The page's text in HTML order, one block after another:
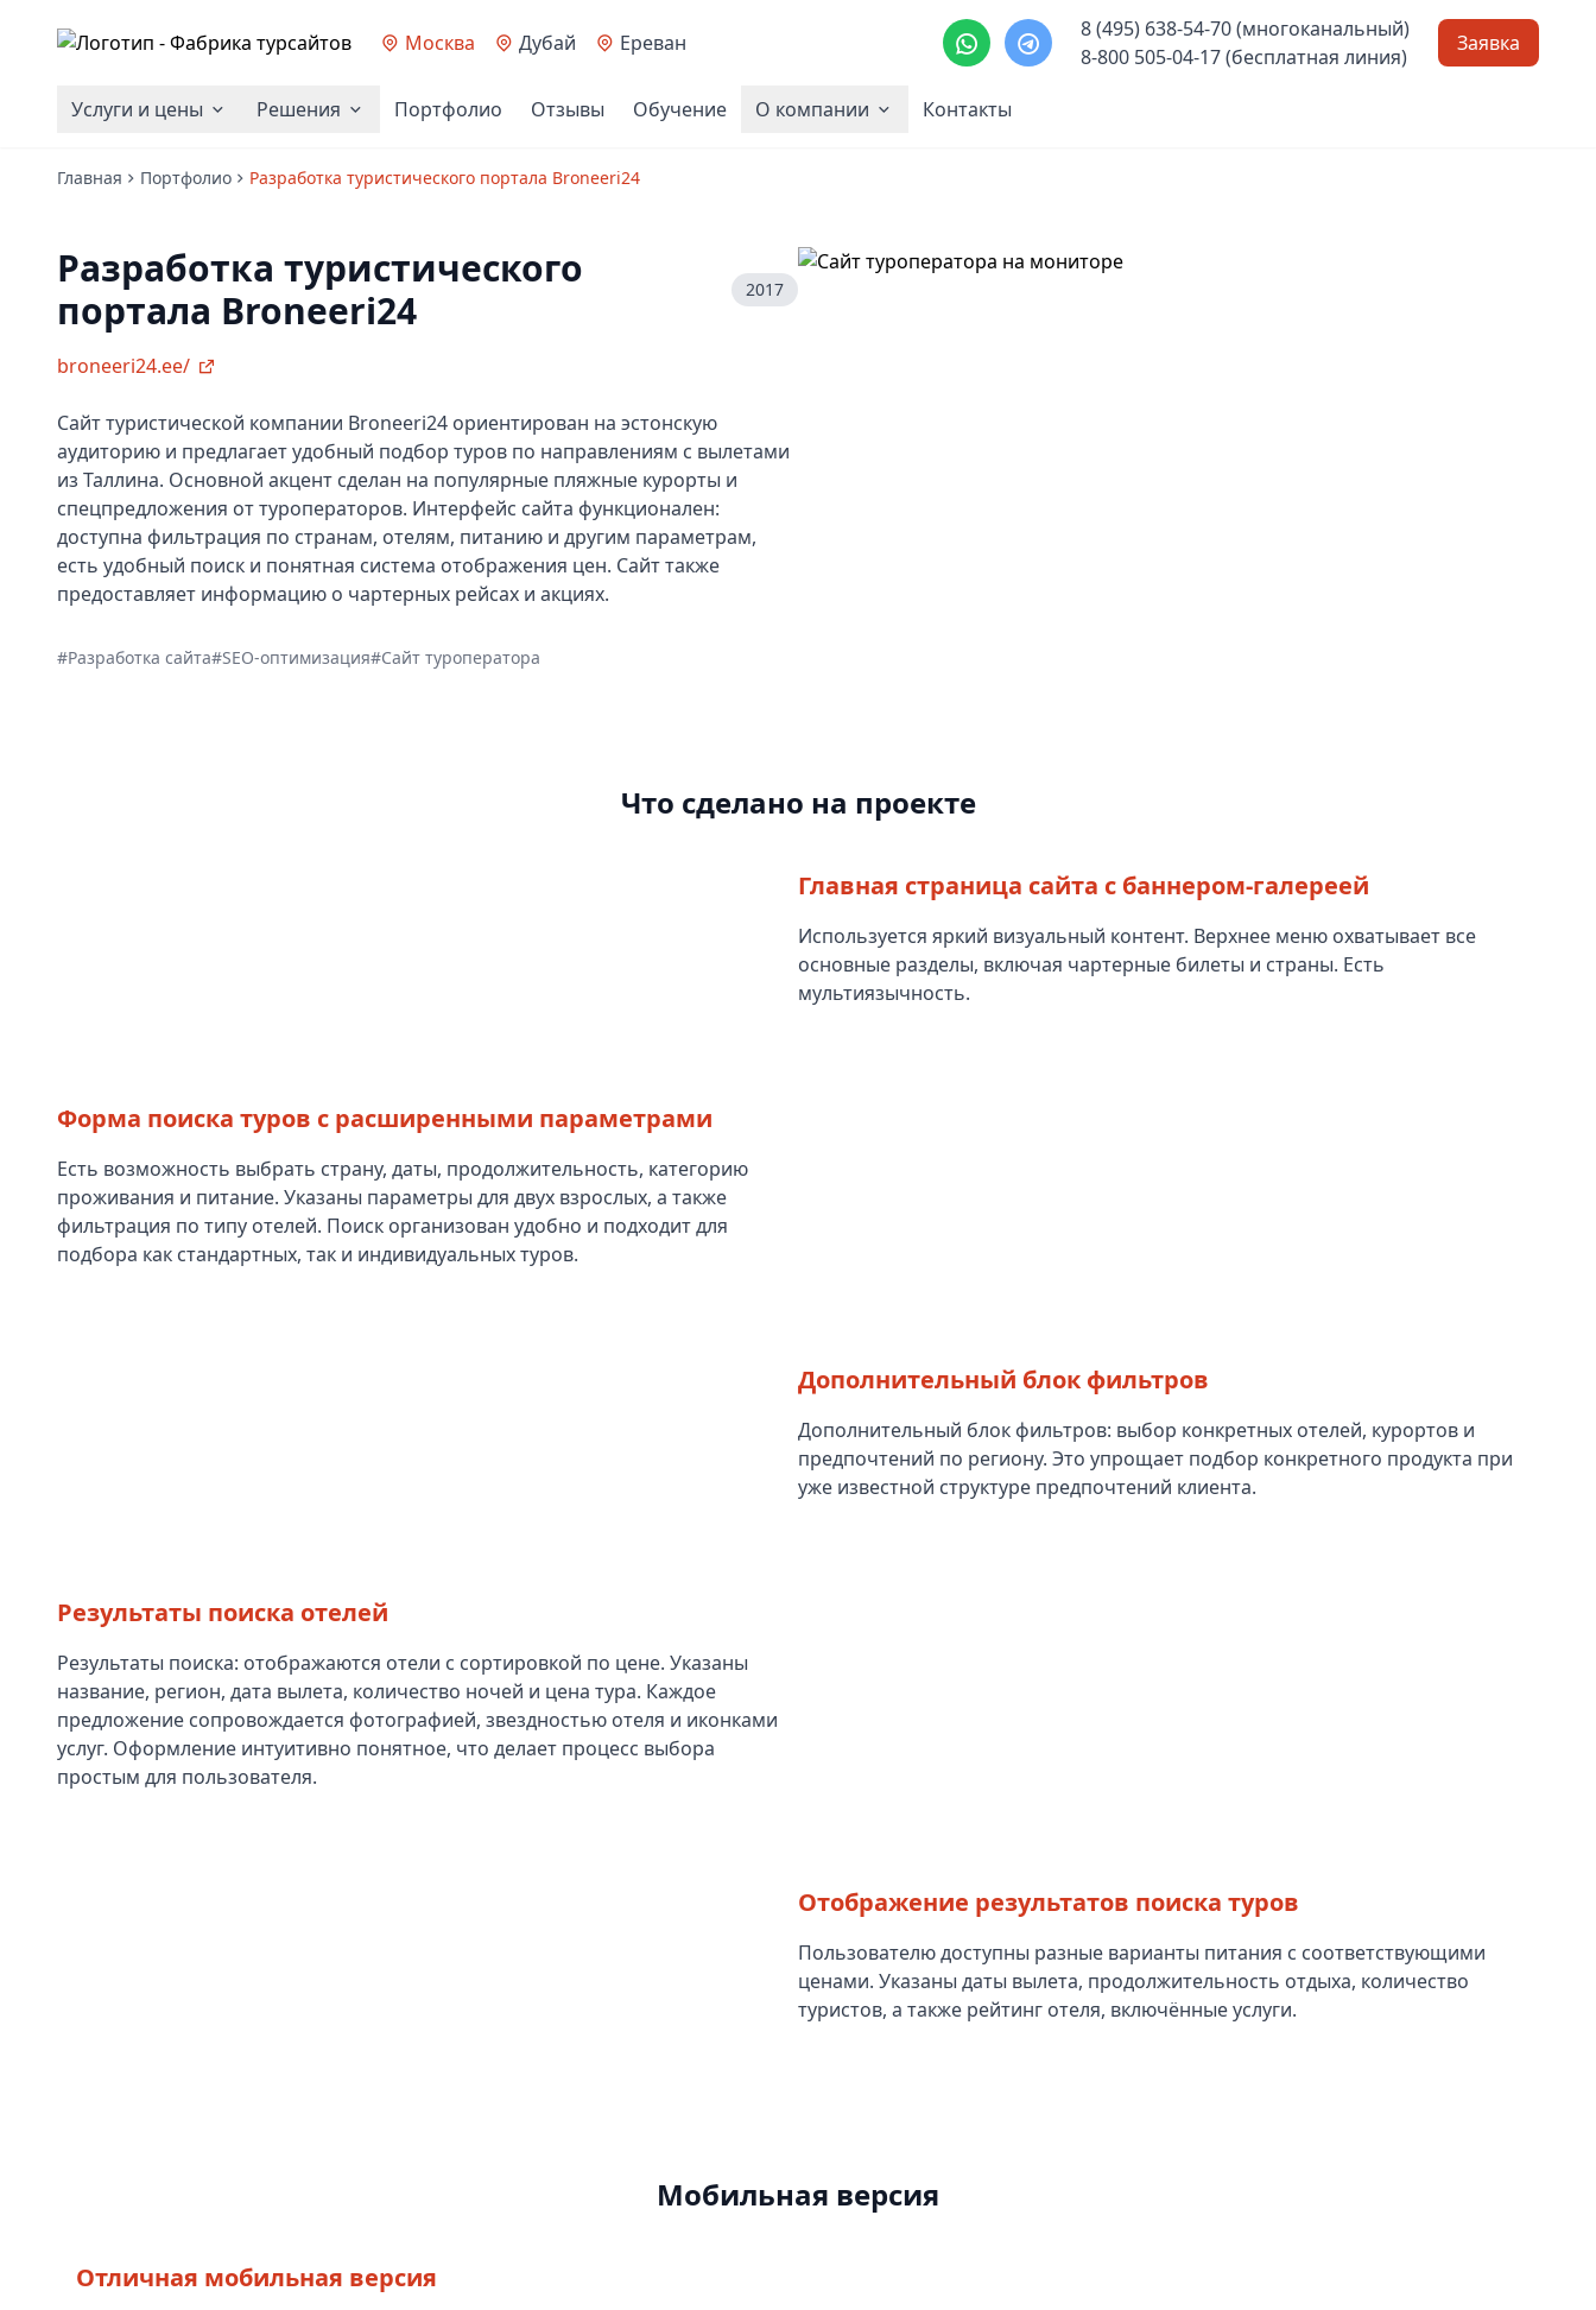
Москва Дубай Ереван
8 (495) 638-54-70 (многоканальный)
8-800 505-04-17 (бесплатная линия)
Заявка
Услуги и цены Решения Портфолио Отзывы Обучение О компании Контакты
Главная Портфолио Разработка туристического портала Broneeri24
Разработка туристического
портала Broneeri24
2017
broneeri24.ee/
Сайт туристической компании Broneeri24 ориентирован на эстонскую
аудиторию и предлагает удобный подбор туров по направлениям с вылетами
из Таллина. Основной акцент сделан на популярные пляжные курорты и
спецпредложения от туроператоров. Интерфейс сайта функционален:
доступна фильтрация по странам, отелям, питанию и другим параметрам,
есть удобный поиск и понятная система отображения цен. Сайт также
предоставляет информацию о чартерных рейсах и акциях.
#Разработка сайта#SEO-оптимизация#Сайт туроператора
Что сделано на проекте
Главная страница сайта с баннером-галереей
Используется яркий визуальный контент. Верхнее меню охватывает все
основные разделы, включая чартерные билеты и страны. Есть
мультиязычность.
Форма поиска туров с расширенными параметрами
Есть возможность выбрать страну, даты, продолжительность, категорию
проживания и питание. Указаны параметры для двух взрослых, а также
фильтрация по типу отелей. Поиск организован удобно и подходит для
подбора как стандартных, так и индивидуальных туров.
Дополнительный блок фильтров
Дополнительный блок фильтров: выбор конкретных отелей, курортов и
предпочтений по региону. Это упрощает подбор конкретного продукта при
уже известной структуре предпочтений клиента.
Результаты поиска отелей
Результаты поиска: отображаются отели с сортировкой по цене. Указаны
название, регион, дата вылета, количество ночей и цена тура. Каждое
предложение сопровождается фотографией, звездностью отеля и иконками
услуг. Оформление интуитивно понятное, что делает процесс выбора
простым для пользователя.
Отображение результатов поиска туров
Пользователю доступны разные варианты питания с соответствующими
ценами. Указаны даты вылета, продолжительность отдыха, количество
туристов, а также рейтинг отеля, включённые услуги.
Мобильная версия
Отличная мобильная версия